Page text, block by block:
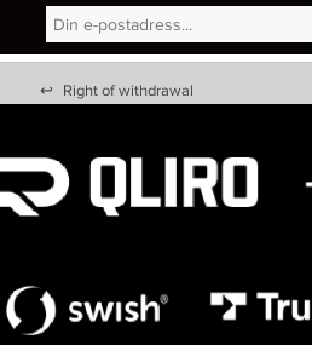
↩ Right of withdrawal